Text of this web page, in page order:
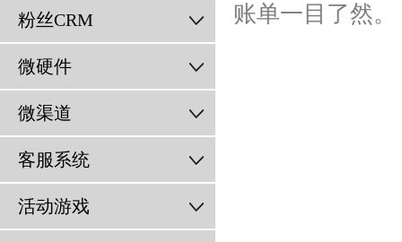
粉丝CRM
微硬件
微渠道
客服系统
活动游戏
账单一目了然。